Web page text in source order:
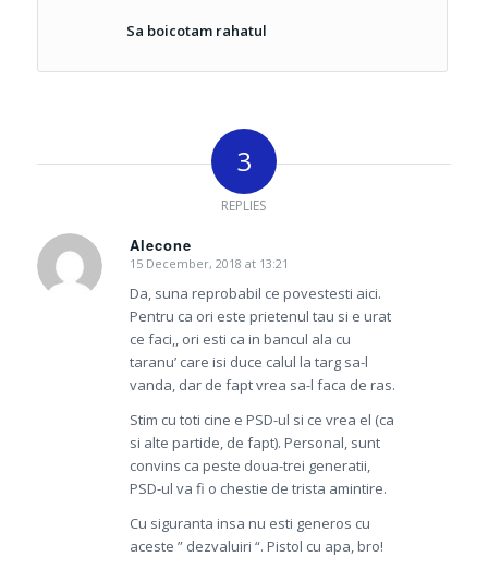
Sa boicotam rahatul
3
REPLIES
Alecone
says:
15 December, 2018 at 13:21
Da, suna reprobabil ce povestesti aici.
Pentru ca ori este prietenul tau si e urat
ce faci,, ori esti ca in bancul ala cu
taranu’ care isi duce calul la targ sa-l
vanda, dar de fapt vrea sa-l faca de ras.
Stim cu toti cine e PSD-ul si ce vrea el (ca
si alte partide, de fapt). Personal, sunt
convins ca peste doua-trei generatii,
PSD-ul va fi o chestie de trista amintire.
Cu siguranta insa nu esti generos cu
aceste ” dezvaluiri “. Pistol cu apa, bro!